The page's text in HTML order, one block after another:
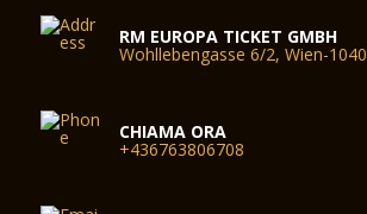
RM EUROPA TICKET GMBH
Wohllebengasse 6/2, Wien-1040
CHIAMA ORA
+436763806708